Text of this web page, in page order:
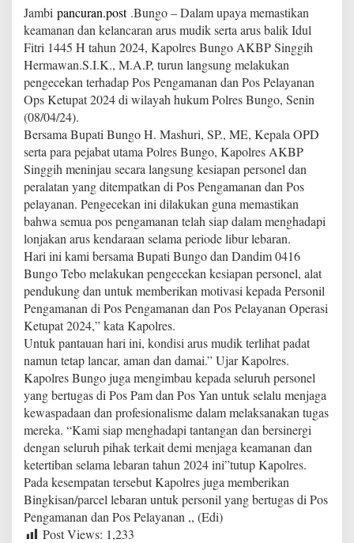
g
B
e
r
s
a
m
F
o
r
o
p
i
m
a
T
i
n
j
u
P
o
s
a
m
d
a
n
P
o
s
y
Jambi pancuran.post.Bungo – Dalam upaya memastikan
keamanan dan kelancaran arus mudik serta arus balik Idul
Fitri 1445 H tahun 2024, Kapolres Bungo AKBP Singgih
Hermawan.S.I.K., M.A.P, turun langsung melakukan
pengecekan terhadap Pos Pengamanan dan Pos Pelayanan
Ops Ketupat 2024 di wilayah hukum Polres Bungo, Senin
(08/04/24).
Bersama Bupati Bungo H. Mashuri, SP., ME, Kepala OPD
serta para pejabat utama Polres Bungo, Kapolres AKBP
Singgih meninjau secara langsung kesiapan personel dan
peralatan yang ditempatkan di Pos Pengamanan dan Pos
pelayanan. Pengecekan ini dilakukan guna memastikan
bahwa semua pos pengamanan telah siap dalam menghadapi
lonjakan arus kendaraan selama periode libur lebaran.
Hari ini kami bersama Bupati Bungo dan Dandim 0416
Bungo Tebo melakukan pengecekan kesiapan personel, alat
pendukung dan untuk memberikan motivasi kepada Personil
Pengamanan di Pos Pengamanan dan Pos Pelayanan Operasi
Ketupat 2024,” kata Kapolres.
Untuk pantauan hari ini, kondisi arus mudik terlihat padat
namun tetap lancar, aman dan damai.” Ujar Kapolres.
Kapolres Bungo juga mengimbau kepada seluruh personel
yang bertugas di Pos Pam dan Pos Yan untuk selalu menjaga
kewaspadaan dan profesionalisme dalam melaksanakan tugas
mereka. “Kami siap menghadapi tantangan dan bersinergi
dengan seluruh pihak terkait demi menjaga keamanan dan
ketertiban selama lebaran tahun 2024 ini”tutup Kapolres.
Pada kesempatan tersebut Kapolres juga memberikan
Bingkisan/parcel lebaran untuk personil yang bertugas di Pos
Pengamanan dan Pos Pelayanan ,, (Edi)
Post Views: 1,233